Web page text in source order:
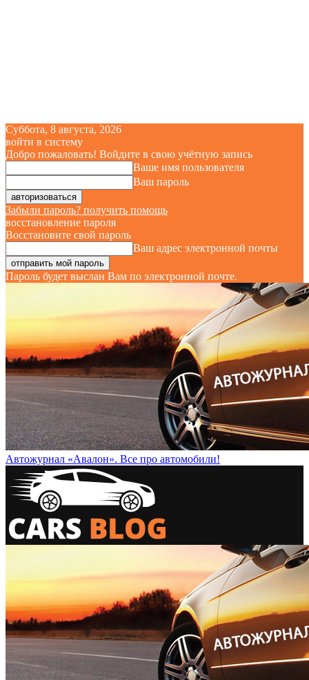
Суббота, 8 августа, 2026
войти в систему
Добро пожаловать! Войдите в свою учётную запись
Ваше имя пользователя
Ваш пароль
Забыли пароль? получить помощь
восстановление пароля
Восстановите свой пароль
Ваш адрес электронной почты
Пароль будет выслан Вам по электронной почте.
Автожурнал «Авалон». Все про автомобили!